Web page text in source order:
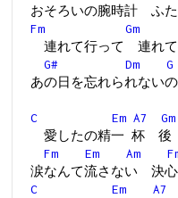
おそろいの腕時計 ふ
Fm
Gm
連れて行って 連れて
G#
Dm
G
あの日を忘れられないの
C Em A7 Gm
愛したの精一 杯 後
Fm
Em Am
涙なんて流さない 決心
C
Em A7